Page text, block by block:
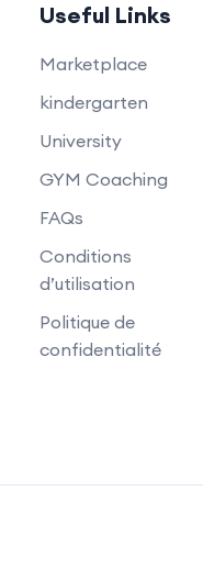
Useful Links
Marketplace
kindergarten
University
GYM Coaching
FAQs
Conditions
d’utilisation
Politique de
confidentialité